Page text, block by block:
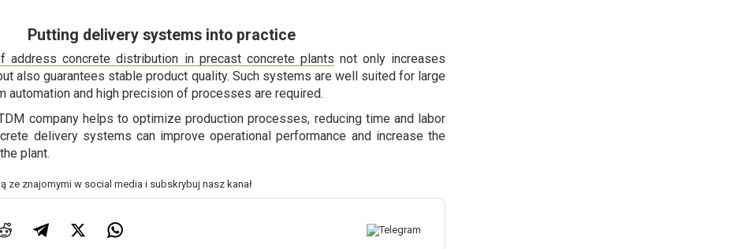
Putting delivery systems into practice
address concrete distribution in precast concrete plants not only increases
also guarantees stable product quality. Such systems are well suited for large
automation and high precision of processes are required.
company helps to optimize production processes, reducing time and labor
delivery systems can improve operational performance and increase the
plant.
ze znajomymi w social media i subskrybuj nasz kanał